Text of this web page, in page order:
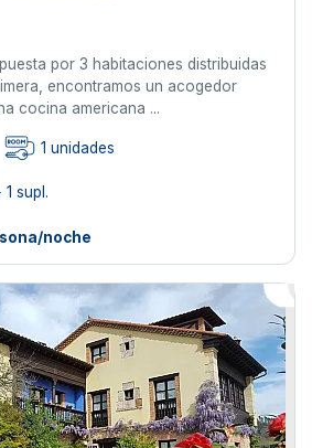
por 3 habitaciones distribuidas
encontramos un acogedor
cocina americana ...
1 unidades
supl.
noche